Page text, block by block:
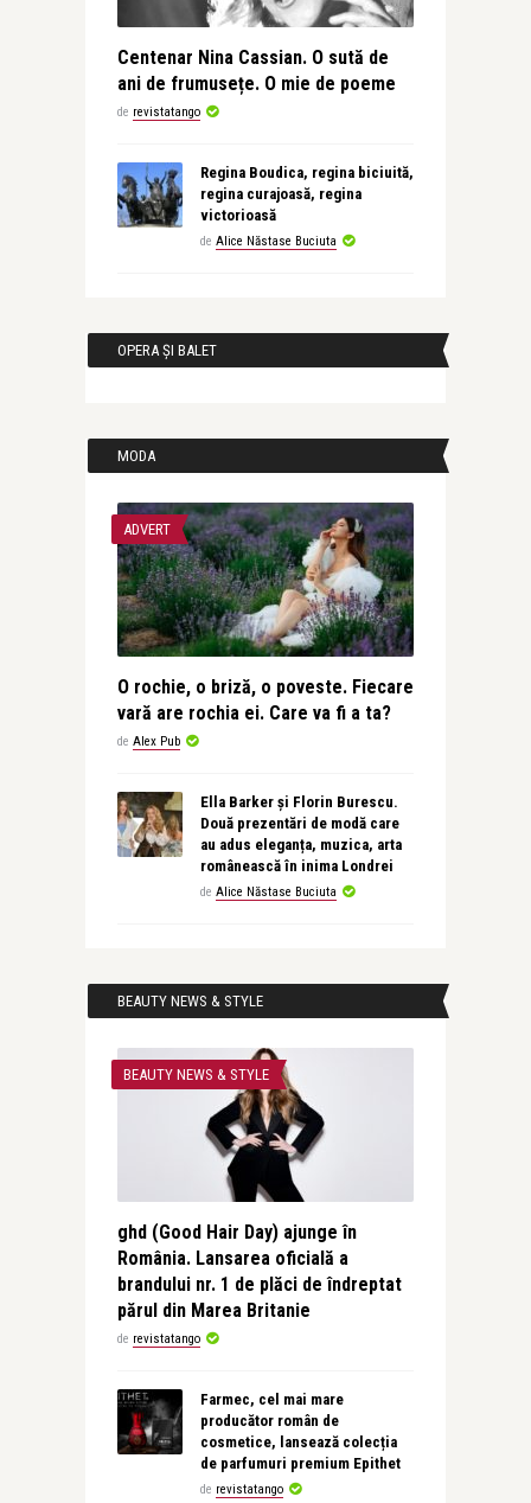
Centenar Nina Cassian. O sută de
ani de frumusețe. O mie de poeme
de revistatango
Regina Boudica, regina biciuită,
regina curajoasă, regina
victorioasă
de Alice Năstase Buciuta
OPERA ȘI BALET
MODA
ADVERT
O rochie, o briză, o poveste. Fiecare
vară are rochia ei. Care va fi a ta?
de Alex Pub
Ella Barker și Florin Burescu.
Două prezentări de modă care
au adus eleganța, muzica, arta
românească în inima Londrei
de Alice Năstase Buciuta
BEAUTY NEWS & STYLE
BEAUTY NEWS & STYLE
ghd (Good Hair Day) ajunge în
România. Lansarea oficială a
brandului nr. 1 de plăci de îndreptat
părul din Marea Britanie
de revistatango
Farmec, cel mai mare
producător român de
cosmetice, lansează colecția
de parfumuri premium Epithet
de revistatango